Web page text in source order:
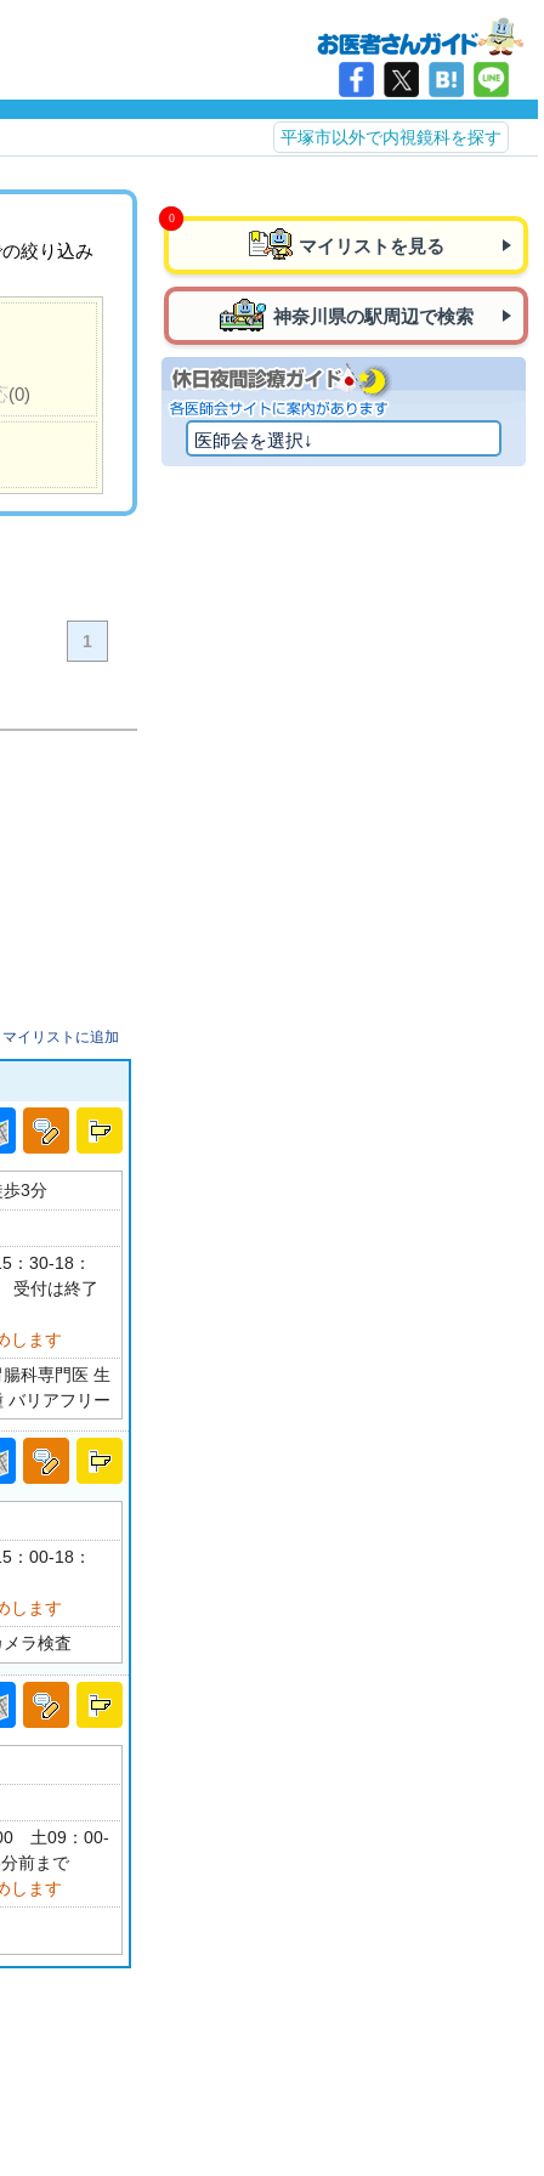
平塚市以外で内視鏡科を探す
絞り込み
(0)
1
マイリストに追加
歩3分
30-18：
付は終了
します
科専門医 生
バリアフリー
00-18：
します
ラ検査
土09：00-
前まで
します
マイリストを見る
神奈川県の駅周辺で検索